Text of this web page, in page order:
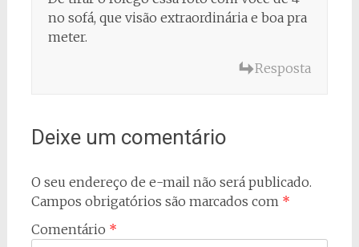
no sofá, que visão extraordinária e boa pra
meter.
Resposta
Deixe um comentário
O seu endereço de e-mail não será publicado.
Campos obrigatórios são marcados com *
Comentário *